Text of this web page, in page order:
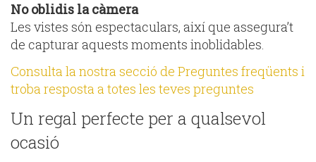
No oblidis la càmera
Les vistes són espectaculars, així que assegura’t
de capturar aquests moments inoblidables.
Consulta la nostra secció de Preguntes freqüents i
troba resposta a totes les teves preguntes
Un regal perfecte per a qualsevol
ocasió